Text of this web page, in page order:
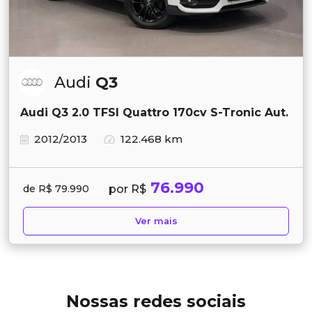
Audi Q3
Audi Q3 2.0 TFSI Quattro 170cv S-Tronic Aut.
2012/2013
122.468 km
de R$ 79.990 por R$ 76.990
Ver mais
Nossas redes sociais